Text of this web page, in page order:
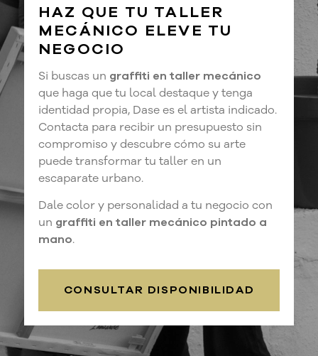
HAZ QUE TU TALLER
MECÁNICO ELEVE TU
NEGOCIO
Si buscas un graffiti en taller mecánico
que haga que tu local destaque y tenga
identidad propia, Dase es el artista indicado.
Contacta para recibir un presupuesto sin
compromiso y descubre cómo su arte
puede transformar tu taller en un
escaparate urbano.
Dale color y personalidad a tu negocio con
un graffiti en taller mecánico pintado a
mano.
CONSULTAR DISPONIBILIDAD